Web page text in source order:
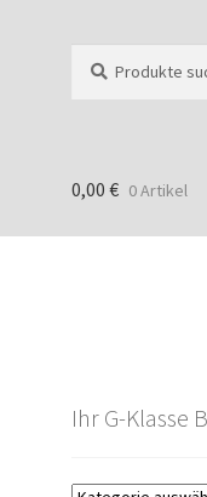
nach:
0,00 € 0 Artikel
Ihr G-Klasse